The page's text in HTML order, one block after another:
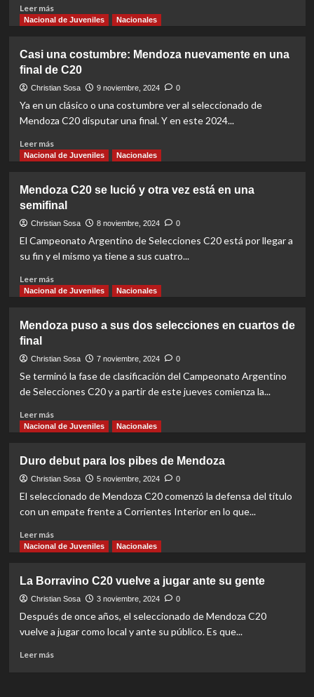
a
Leer másRead
more
un
día
Mendoza
C20
a
ante
Nacional de Juveniles Nacionales
Casi una costumbre: Mendoza nuevamente en una
final de C20
Christian Sosa 9 noviembre, 2024 0
Ya en un clásico o una costumbre ver al seleccionado de
Mendoza C20 disputar una final. Y en este 2024...
Leer másRead
more
una
costumbre:
Mendoza
nuevamente
una
de
Nacional de Juveniles Nacionales
Mendoza C20 se lució y otra vez está en una
semifinal
Christian Sosa 8 noviembre, 2024 0
El Campeonato Argentino de Selecciones C20 está por llegar a
su fin y el mismo ya tiene a sus cuatro...
Leer másRead
more
C20
lució
y
vez
en
Nacional de Juveniles Nacionales
Mendoza puso a sus dos selecciones en cuartos de
final
Christian Sosa 7 noviembre, 2024 0
Se terminó la fase de clasificación del Campeonato Argentino
de Selecciones C20 y a partir de este jueves comienza la...
Leer másRead
more
puso
a
sus
selecciones
en
cuartos
Nacional de Juveniles Nacionales
Duro debut para los pibes de Mendoza
Christian Sosa 5 noviembre, 2024 0
El seleccionado de Mendoza C20 comenzó la defensa del título
con un empate frente a Corrientes Interior en lo que...
Leer másRead
more
debut
para
los
pibes
de
Mendoza
Nacional de Juveniles Nacionales
La Borravino C20 vuelve a jugar ante su gente
Christian Sosa 3 noviembre, 2024 0
Después de once años, el seleccionado de Mendoza C20
vuelve a jugar como local y ante su público. Es que...
Leer másRead